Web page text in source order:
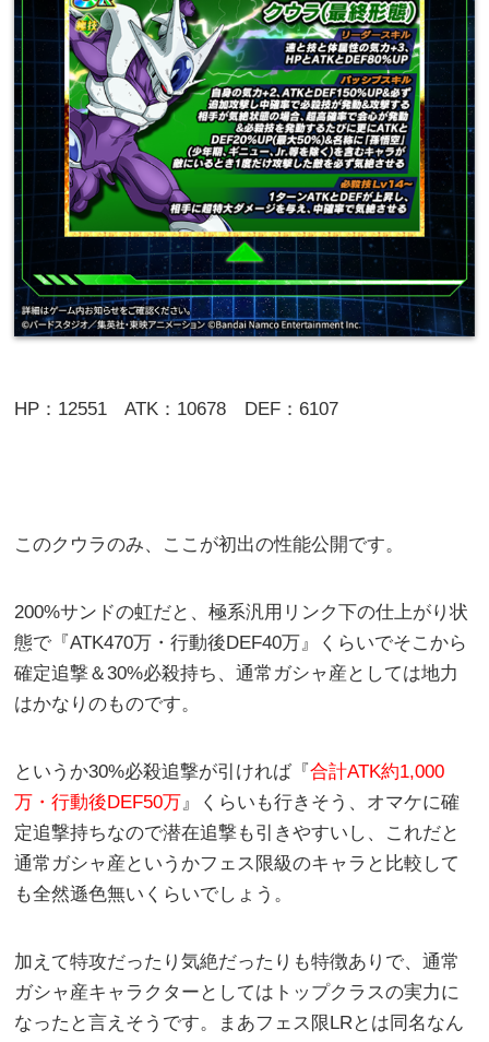
HP：12551 ATK：10678 DEF：6107
このクウラのみ、ここが初出の性能公開です。
200%サンドの虹だと、極系汎用リンク下の仕上がり状
態で『ATK470万・行動後DEF40万』くらいでそこから
確定追撃＆30%必殺持ち、通常ガシャ産としては地力
はかなりのものです。
というか30%必殺追撃が引ければ『合計ATK約1,000
万・行動後DEF50万』くらいも行きそう、オマケに確
定追撃持ちなので潜在追撃も引きやすいし、これだと
通常ガシャ産というかフェス限級のキャラと比較して
も全然遜色無いくらいでしょう。
加えて特攻だったり気絶だったりも特徴ありで、通常
ガシャ産キャラクターとしてはトップクラスの実力に
なったと言えそうです。まあフェス限LRとは同名なん